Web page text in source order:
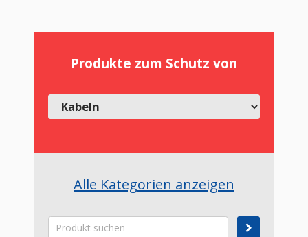
Produkte zum Schutz von
Alle Kategorien anzeigen